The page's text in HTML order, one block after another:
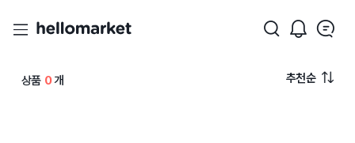
상품 0개 추천순